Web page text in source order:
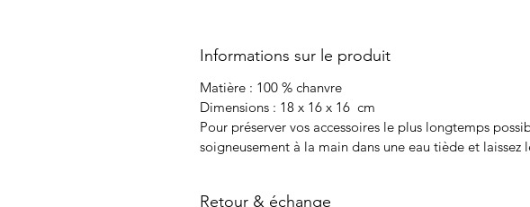
Informations sur le produit
Matière : 100 % chanvre
Dimensions : 18 x 16 x 16  cm
Pour préserver vos accessoires le plus longtemps
soigneusement à la main dans une eau tiède et laissez
Retour & échange